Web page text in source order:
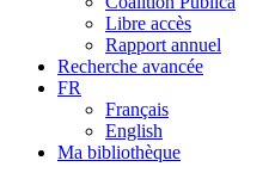
Libre accès
Rapport annuel
Recherche avancée
FR
Français
English
Ma bibliothèque